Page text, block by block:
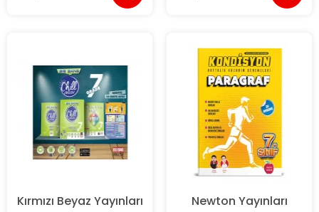
Kırmızı Beyaz Yayınları Newton Yayınları